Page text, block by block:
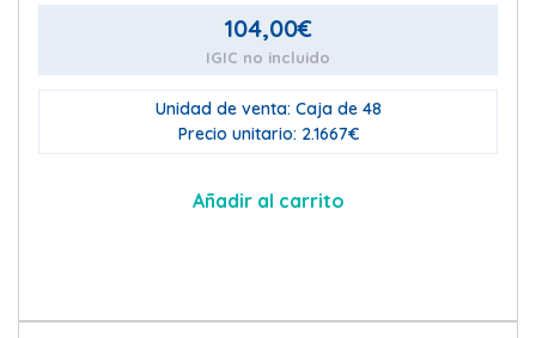
104,00€
IGIC no incluido
Unidad de venta: Caja de 48
Precio unitario: 2.1667€
Añadir al carrito